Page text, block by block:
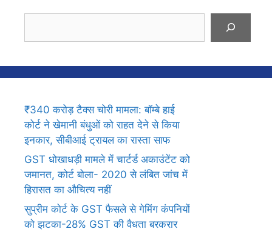
₹340 करोड़ टैक्स चोरी मामला: बॉम्बे हाई
कोर्ट ने खेमानी बंधुओं को राहत देने से किया
इनकार, सीबीआई ट्रायल का रास्ता साफ
GST धोखाधड़ी मामले में चार्टर्ड अकाउंटेंट को
जमानत, कोर्ट बोला- 2020 से लंबित जांच में
हिरासत का औचित्य नहीं
सुप्रीम कोर्ट के GST फैसले से गेमिंग कंपनियों
को झटका-28% GST की वैधता बरकरार